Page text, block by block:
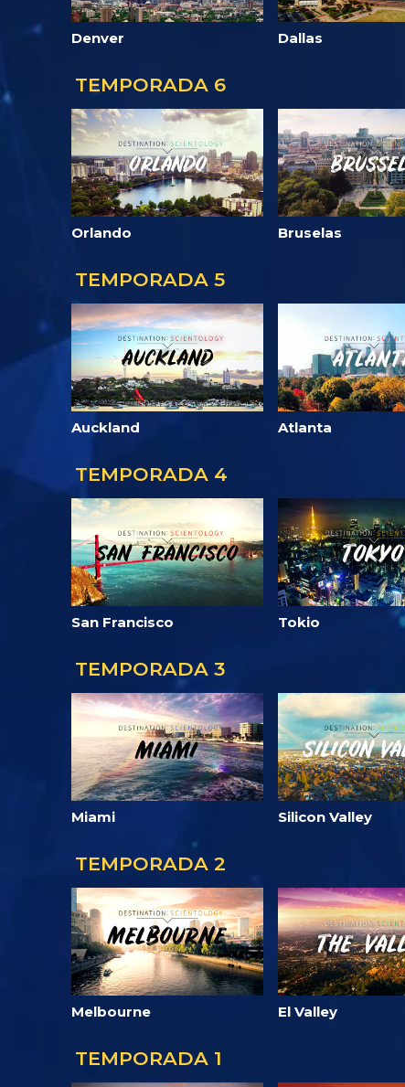
Denver Dallas
TEMPORADA 6
Orlando Bruselas
TEMPORADA 5
Auckland Atlanta
TEMPORADA 4
San Francisco Tokio
TEMPORADA 3
Miami Silicon Valley
TEMPORADA 2
Melbourne El Valley
TEMPORADA 1